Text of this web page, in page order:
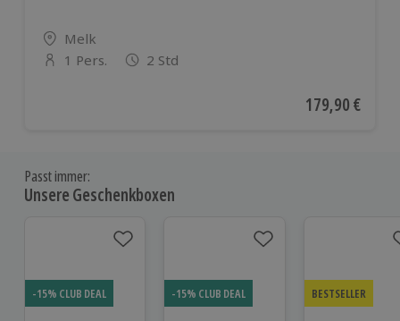
Standort
Melk
Anzahl der Teilnehmer
1 Pers. 2 Std
Aktueller Preis
179,90 €
Passt immer:
Unsere Geschenkboxen
-15% CLUB DEAL -15% CLUB DEAL BESTSELLER